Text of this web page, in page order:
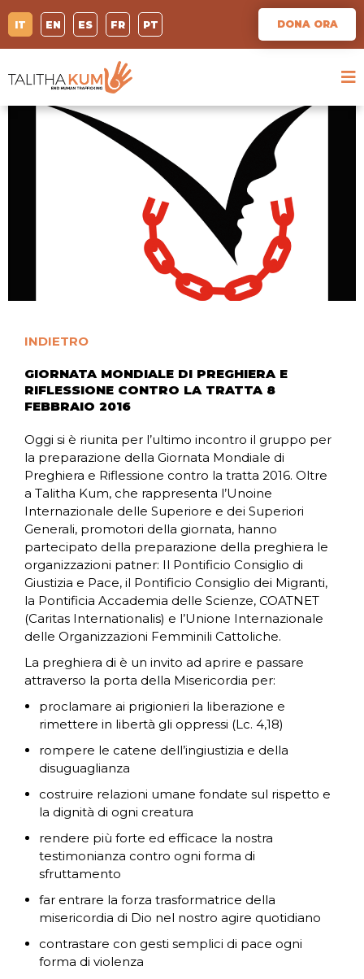
IT EN ES FR PT DONA ORA
INDIETRO
GIORNATA MONDIALE DI PREGHIERA E
RIFLESSIONE CONTRO LA TRATTA 8
FEBBRAIO 2016
Oggi si è riunita per l’ultimo incontro il gruppo per
la preparazione della Giornata Mondiale di
Preghiera e Riflessione contro la tratta 2016. Oltre
a Talitha Kum, che rappresenta l’Unoine
Internazionale delle Superiore e dei Superiori
Generali, promotori della giornata, hanno
partecipato della preparazione della preghiera le
organizzazioni patner: Il Pontificio Consiglio di
Giustizia e Pace, il Pontificio Consiglio dei Migranti,
la Pontificia Accademia delle Scienze, COATNET
(Caritas Internationalis) e l’Unione Internazionale
delle Organizzazioni Femminili Cattoliche.
La preghiera di è un invito ad aprire e passare
attraverso la porta della Misericordia per:
proclamare ai prigionieri la liberazione e
rimettere in libertà gli oppressi (Lc. 4,18)
rompere le catene dell’ingiustizia e della
disuguaglianza
costruire relazioni umane fondate sul rispetto e
la dignità di ogni creatura
rendere più forte ed efficace la nostra
testimonianza contro ogni forma di
sfruttamento
far entrare la forza trasformatrice della
misericordia di Dio nel nostro agire quotidiano
contrastare con gesti semplici di pace ogni
forma di violenza